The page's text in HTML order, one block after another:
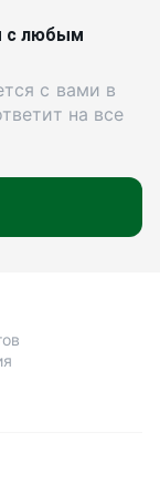
с любым
с вами в
на все